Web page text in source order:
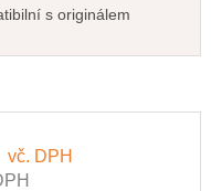
s originálem
vč. DPH